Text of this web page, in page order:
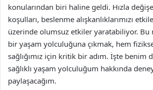
konularından biri haline geldi. Hızla
koşulları, beslenme alışkanlıklarımızı
üzerinde olumsuz etkiler yaratabiliyor. Bu
bir yaşam yolculuğuna çıkmak, hem
sağlığımız için kritik bir adım. İşte benim
sağlıklı yaşam yolculuğum hakkında
paylaşacağım.